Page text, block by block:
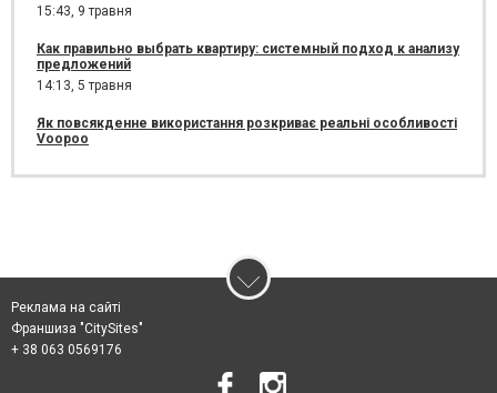
15:43, 9 травня
Как правильно выбрать квартиру: системный подход к анализу
предложений
14:13, 5 травня
Як повсякденне використання розкриває реальні особливості
Voopoo
Реклама на сайті
Франшиза "CitySites"
+ 38 063 0569176